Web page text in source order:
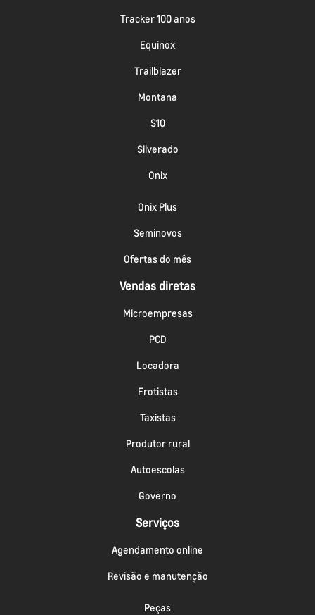
Tracker 100 anos
Equinox
Trailblazer
Montana
S10
Silverado
Onix
Onix Plus
Seminovos
Ofertas do mês
Vendas diretas
Microempresas
PCD
Locadora
Frotistas
Taxistas
Produtor rural
Autoescolas
Governo
Serviços
Agendamento online
Revisão e manutenção
Peças